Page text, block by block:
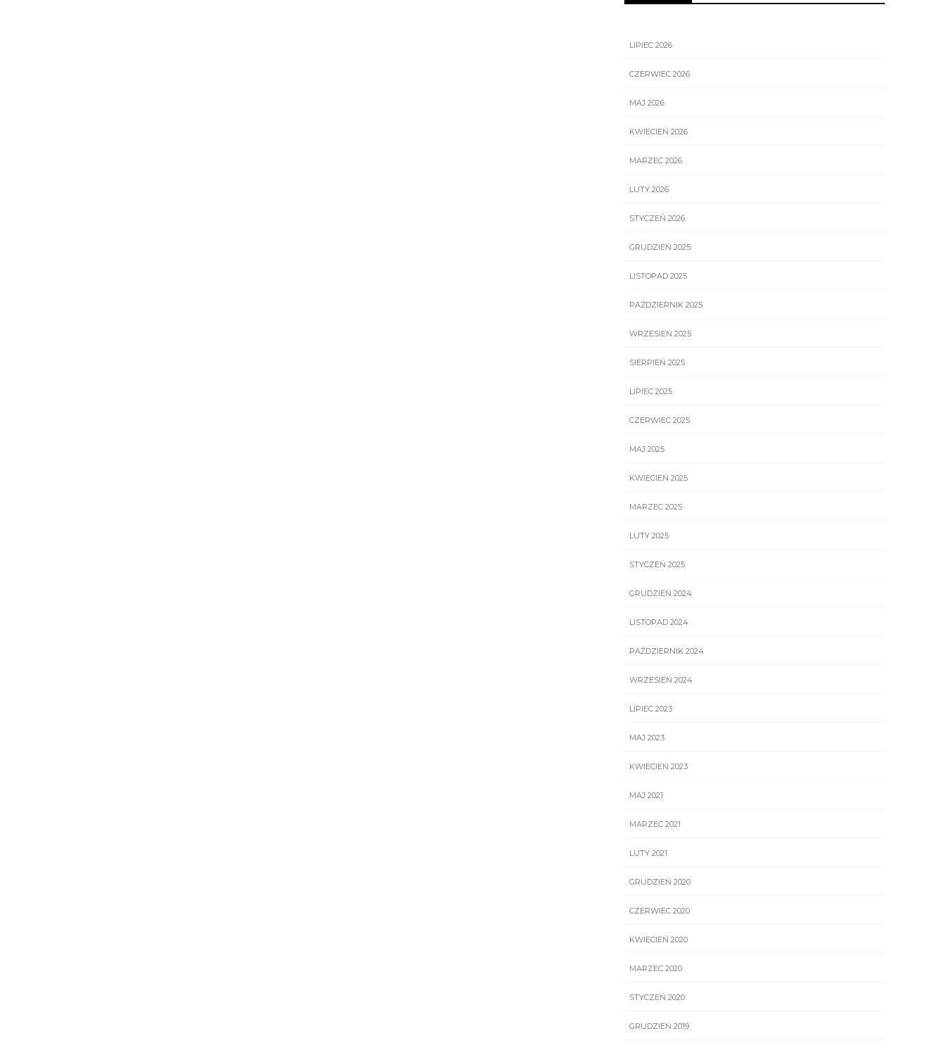
LIPIEC 2026
CZERWIEC 2026
MAJ 2026
KWIECIEŃ 2026
MARZEC 2026
LUTY 2026
STYCZEŃ 2026
GRUDZIEŃ 2025
LISTOPAD 2025
PAŹDZIERNIK 2025
WRZESIEŃ 2025
SIERPIEŃ 2025
LIPIEC 2025
CZERWIEC 2025
MAJ 2025
KWIECIEŃ 2025
MARZEC 2025
LUTY 2025
STYCZEŃ 2025
GRUDZIEŃ 2024
LISTOPAD 2024
PAŹDZIERNIK 2024
WRZESIEŃ 2024
LIPIEC 2023
MAJ 2023
KWIECIEŃ 2023
MAJ 2021
MARZEC 2021
LUTY 2021
GRUDZIEŃ 2020
CZERWIEC 2020
KWIECIEŃ 2020
MARZEC 2020
STYCZEŃ 2020
GRUDZIEŃ 2019